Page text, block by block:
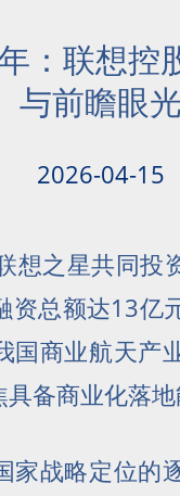
：联想控
与前瞻眼
2026-04-15
想之星共同投
资总额达13亿
国商业航天产
备商业化落
家战略定位的